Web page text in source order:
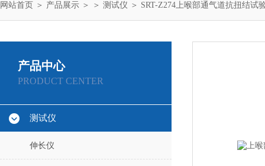
网站首页 ＞ 产品展示 ＞ ＞ 测试仪 ＞ SRT-Z274上喉部通气道抗扭结试
产品中心
PRODUCT CENTER
测试仪
伸长仪